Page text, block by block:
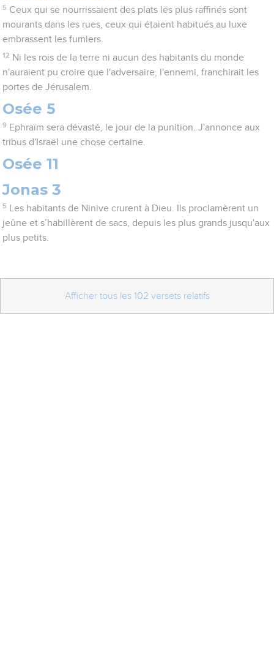
5 Ceux qui se nourrissaient des plats les plus raffinés sont
mourants dans les rues, ceux qui étaient habitués au luxe
embrassent les fumiers.
12 Ni les rois de la terre ni aucun des habitants du monde
n'auraient pu croire que l'adversaire, l'ennemi, franchirait les
portes de Jérusalem.
Osée 5
9 Ephraïm sera dévasté, le jour de la punition. J'annonce aux
tribus d'Israël une chose certaine.
Osée 11
Jonas 3
5
Les habitants de Ninive crurent à Dieu. Ils proclamèrent un
jeûne et s’habillèrent de sacs, depuis les plus grands jusqu'aux
plus petits.
Afficher tous les 102 versets relatifs